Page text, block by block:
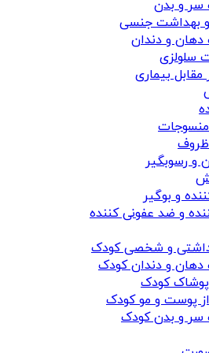
سر و بدن
و بهداشت جنسی
و دندان
سلولزی
مقابل بیماری
و رسوبگیر
و بوگیر
و ضد عفونی کننده
و شخصی کودک
و دندان کودک
کودک
پوست و مو کودک
سر و بدن کودک